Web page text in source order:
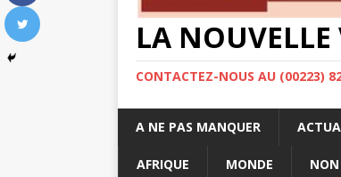
LA
CONTACTEZ-NOUS AU (00223)
A NE PAS MANQUER
AFRIQUE MONDE NON